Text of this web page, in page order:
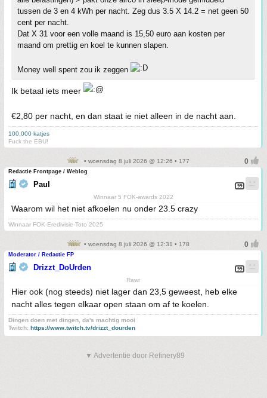
tussen de 3 en 4 kWh per nacht. Zeg dus 3.5 X 14.2 = net geen 50
cent per nacht.
Dat X 31 voor een volle maand is 15,50 euro aan kosten per
maand om prettig en koel te kunnen slapen.
Money well spent zou ik zeggen
Ik betaal iets meer
€2,80 per nacht, en dan staat ie niet alleen in de nacht aan.
100.000 katjes
Fuck the EBU!
• woensdag 8 juli 2026 @ 12:26 • 177
Redactie Frontpage / Weblog
Paul
Winnaar 5 FOK-awards 2022
Waarom wil het niet afkoelen nu onder 23.5 crazy
Winnaar FOK-Eredivisie-Toto 2025
• woensdag 8 juli 2026 @ 12:31 • 178
Moderator / Redactie FP
Drizzt_DoUrden
Rawr
Hier ook (nog steeds) niet lager dan 23,5 geweest, heb elke
nacht alles tegen elkaar open staan om af te koelen.
Dingen doen met dingen, da's machtig mooi
Twitch: https://www.twitch.tv/drizzt_dourden
▼ Advertentie door Refinery89